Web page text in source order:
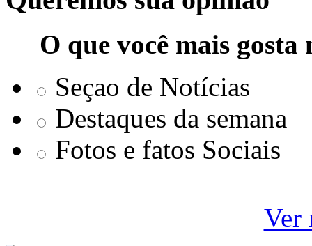
O que você mais
Seçao de Notícias
Destaques da semana
Fotos e fatos Sociais
Ver